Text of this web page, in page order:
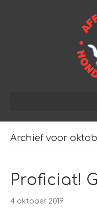
Archief voor
Proficiat!
4 oktober 2019